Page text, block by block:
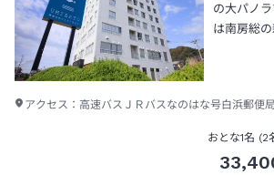
の大パノ
は南房総
アクセス： 高速バスＪＲバスなのはな号白浜郵便
おとな1名 (2